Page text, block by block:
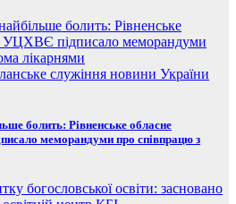
служіння новини України
болить: Рівненське обласне
меморандуми про співпрацю з